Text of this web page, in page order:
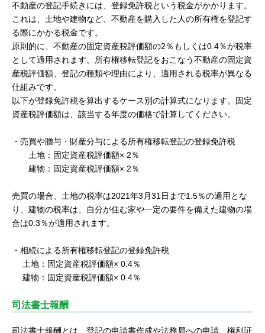
不動産の登記手続きには、登録免許税という税金がかかります。
これは、土地や建物など、不動産を購入した人の所有権を登記す
る際にかかる税金です。
原則的に、不動産の固定資産税評価額の2％もしくは0.4％が税率
として適用されます。所有権移転登記をおこなう不動産の固定資
産税評価額、登記の種類や理由により、適用される税率が異なる
仕組みです。
以下が登録免許税を算出するケース別の計算式になります。固定
資産税評価額は、該当する年度の価格で計算してください。
・売買や贈与・財産分与による所有権移転登記の登録免許税
土地：固定資産税評価額× 2％
建物：固定資産税評価額× 2％
売買の場合、土地の税率は2021年3月31日まで1.5％の適用とな
り、建物の税率は、自分が住む家や一定の要件を備えた建物の場
合は0.3％が適用されます。
・相続による所有権移転登記の登録免許税
土地：固定資産税評価額× 0.4％
建物：固定資産税評価額× 0.4％
司法書士報酬
司法書士報酬とは、登記の申請書作成や法務局への申請、権利証